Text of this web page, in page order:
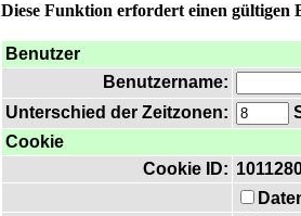
Diese Funktion erfordert einen gültigen
Benutzer
Benutzername:
Unterschied der Zeitzonen:
Cookie
Cookie ID: